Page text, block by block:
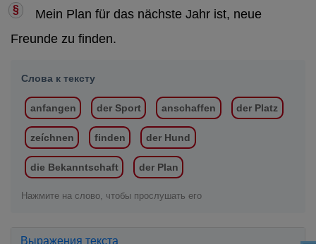
§
Mein Plan für das nächste Jahr ist, neue
Freunde zu finden.
Слова к тексту
anfangen der Sport anschaffen der Platz
zeíchnen finden der Hund
die Bekanntschaft der Plan
Нажмите на слово, чтобы прослушать его
Выражения текста